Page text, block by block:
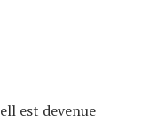
est devenue